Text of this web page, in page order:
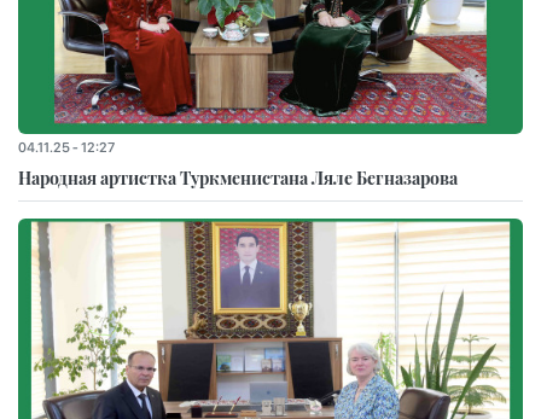
04.11.25 - 12:27
Народная артистка Туркменистана Ляле Бегназарова